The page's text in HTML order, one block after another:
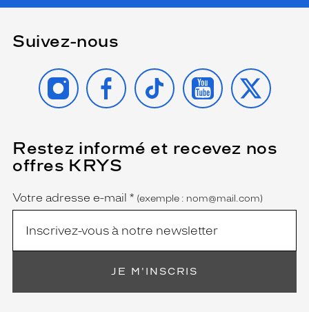
Suivez-nous
INSTAGRAMFACEBOOK
TIKTOK YOUTUBE
X
Restez informé et recevez nos
offres KRYS
Name
Votre adresse e-mail *
(Ce
champ
est
obligatoire)
(exemple : nom@mail.com)
JE M'INSCRIS